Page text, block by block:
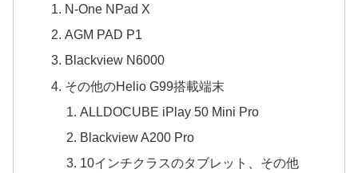
N-One NPad X
AGM PAD P1
Blackview N6000
その他のHelio G99搭載端末
ALLDOCUBE iPlay 50 Mini Pro
Blackview A200 Pro
10インチクラスのタブレット、その他